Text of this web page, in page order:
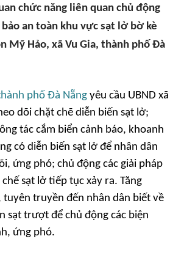
chức năng liên quan chủ động
an toàn khu vực sạt lở bờ kè
Mỹ Hảo, xã Vu Gia, thành phố Đà
phố Đà Nẵng yêu cầu UBND xã
dõi chặt chẽ diễn biến sạt lở;
tác cắm biển cảnh báo, khoanh
có diễn biến sạt lở để nhân dân
ứng phó; chủ động các giải pháp
sạt lở tiếp tục xảy ra. Tăng
truyền đến nhân dân biết về
sạt trượt để chủ động các biện
ứng phó.